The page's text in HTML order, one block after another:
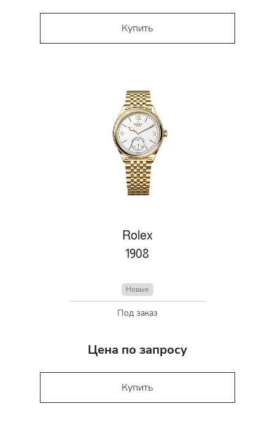
Купить
Rolex
1908
Новые
Под заказ
Цена по запросу
Купить